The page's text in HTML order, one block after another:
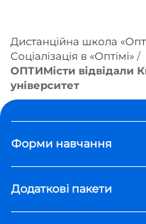
Дистанційна школа
Соціалізація в «Оптімі»
ОПТИМісти відвідали
університет
Форми навчання
Додаткові пакети